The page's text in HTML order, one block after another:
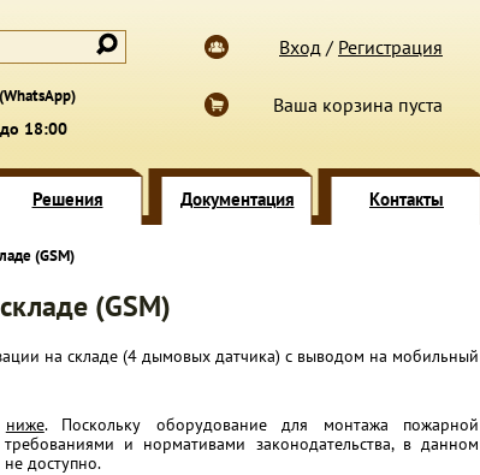
18:00
Вход / Регистрация
Ваша корзина пуста
Решения Документация Контакты
(GSM)
(GSM)
на складе (4 дымовых датчика) с выводом на мобильный
ниже. Поскольку оборудование для монтажа пожарной
и нормативами законодательства, в данном
доступно.